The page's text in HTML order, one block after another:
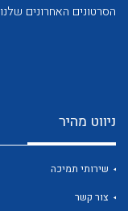
הסרטונים האחרונים שלנו
ניווט מהיר
שירותי תמיכה
צור קשר